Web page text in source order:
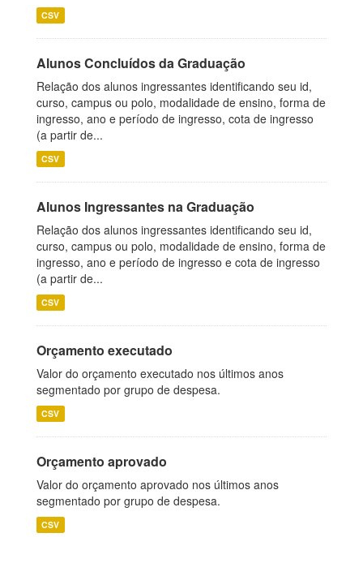
CSV
Alunos Concluídos da Graduação
Relação dos alunos ingressantes identificando seu id,
curso, campus ou polo, modalidade de ensino, forma de
ingresso, ano e período de ingresso, cota de ingresso
(a partir de...
CSV
Alunos Ingressantes na Graduação
Relação dos alunos ingressantes identificando seu id,
curso, campus ou polo, modalidade de ensino, forma de
ingresso, ano e período de ingresso e cota de ingresso
(a partir de...
CSV
Orçamento executado
Valor do orçamento executado nos últimos anos
segmentado por grupo de despesa.
CSV
Orçamento aprovado
Valor do orçamento aprovado nos últimos anos
segmentado por grupo de despesa.
CSV